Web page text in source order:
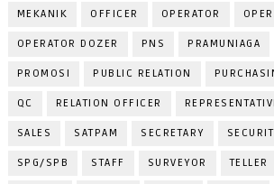
MEKANIK OFFICER OPERATOR
OPERATOR DOZER PNS PRAMUNIAGA
PROMOSI PUBLIC RELATION
QC RELATION OFFICER
SALES SATPAM SECRETARY
SPG/SPB STAFF SURVEYOR TELLER